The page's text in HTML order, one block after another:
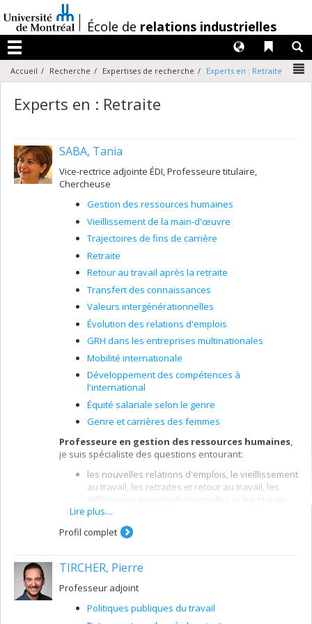
au
contenu
/École de relations industrielles
Menu
Liens
Langues
Accueil Recherche Expertises de recherche Experts en : Retraite
Experts en : Retraite
SABA, Tania
Vice-rectrice adjointe ÉDI, Professeure titulaire,
Chercheuse
Gestion des ressources humaines
Vieillissement de la main-d'œuvre
Trajectoires de fins de carrière
Retraite
Retour au travail après la retraite
Transfert des connaissances
Valeurs intergénérationnelles
Évolution des relations d'emplois
GRH dans les entreprises multinationales
Mobilité internationale
Développement des compétences à
l'international
Équité salariale selon le genre
Genre et carrières des femmes
Professeure en gestion des ressources humaines,
je suis spécialiste des questions entourant:
les nouvelles relations d'emplois, le vieillissement
au travail, les retraites et retour au travail, les
différences intergénérationnelles et les statuts
d'emploi
les aspects internationaux de la gestion des
ressources humaines, notamment les questions
transfert des pratiques et des connaissances à
l'organisation de la fonction ressources
humaines: l'impartition et les rôles des
professionnels.
Lire plus…
Profil complet
TIRCHER, Pierre
Professeur adjoint
Politiques publiques du travail